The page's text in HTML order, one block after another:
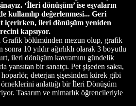
‘İleri dönüşüm’ ise eşyaların
kullanılıp değerlenmesi... Geri
içerirken, ileri dönüşüm yeniden
kapsıyor.
bölümünden mezun olup, grafik
sonra 10 yıldır ağırlıklı olarak 3 boyutlu
ileri dönüşüm kavramını gündelik
yansıtan bir sanatçı. Pet şişeden saksı,
hoparlör, deterjan şişesinden kürek gibi
örneklerini anlattığı bir İleri Dönüşüm
Tasarım ve mimarlık öğrencileriyle